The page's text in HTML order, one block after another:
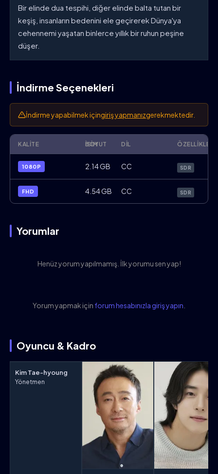
Bir elinde dua tespihi, diğer elinde balta tutan bir
keşiş, insanların bedenini ele geçirerek Dünya'ya
cehennemi yaşatan binlerce yıllık bir ruhun peşine
düşer.
İndirme Seçenekleri
İndirme yapabilmek içingiriş yapmanızgerekmektedir.
KALITE İSIM
BOYUT DIL ÖZELLIKLER
1080P 2.14 GB CC SDR
FHD 4.54 GB CC SDR
Yorumlar
Henüz yorum yapılmamış. İlk yorumu sen yap!
Yorum yapmak için forum hesabınızla giriş yapın
Oyuncu & Kadro
Kim Tae-hyoung
Yönetmen